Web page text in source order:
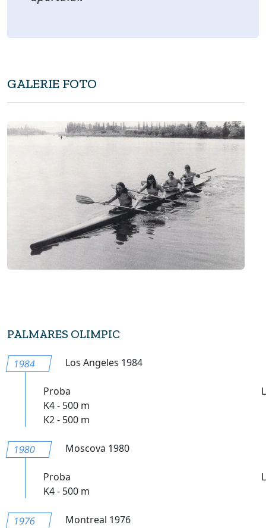
GALERIE FOTO
PALMARES OLIMPIC
1984 Los Angeles 1984
Proba
K4 - 500 m
K2 - 500 m
1980 Moscova 1980
Proba
K4 - 500 m
1976 Montreal 1976